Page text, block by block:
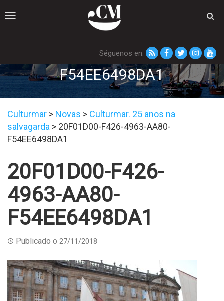
Toggle
Séguenos en:
20F01D00-F426-4963-AA80-
F54EE6498DA1
Culturmar > Novas > Culturmar. 25 anos na
salvagarda > 20F01D00-F426-4963-AA80-
F54EE6498DA1
20F01D00-F426-
4963-AA80-
F54EE6498DA1
Publicado o 27/11/2018